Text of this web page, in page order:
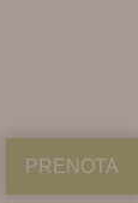
PRENOTA